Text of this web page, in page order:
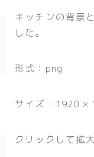
七夕
ハロウィン
冬/winter
キッチンの背景
した。
形式：png
サイズ：1920 ×
クリックして拡大